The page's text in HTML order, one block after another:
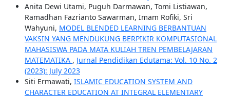
Anita Dewi Utami, Puguh Darmawan, Tomi Listiawan,
Ramadhan Fazrianto Sawarman, Imam Rofiki, Sri
Wahyuni, MODEL BLENDED LEARNING BERBANTUAN
VAKSIN YANG MENDUKUNG BERPIKIR KOMPUTASIONAL
MAHASISWA PADA MATA KULIAH TREN PEMBELAJARAN
MATEMATIKA , Jurnal Pendidikan Edutama: Vol. 10 No. 2
(2023): July 2023
Siti Ermawati, ISLAMIC EDUCATION SYSTEM AND
CHARACTER EDUCATION AT INTEGRAL ELEMENTARY